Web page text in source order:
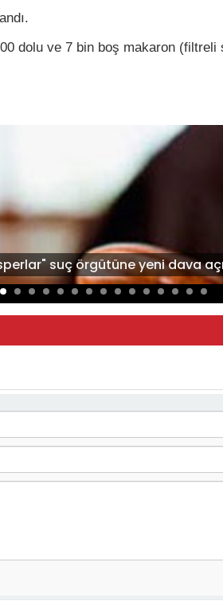
dolu ve 7 bin boş makaron
suç örgütüne yeni dava